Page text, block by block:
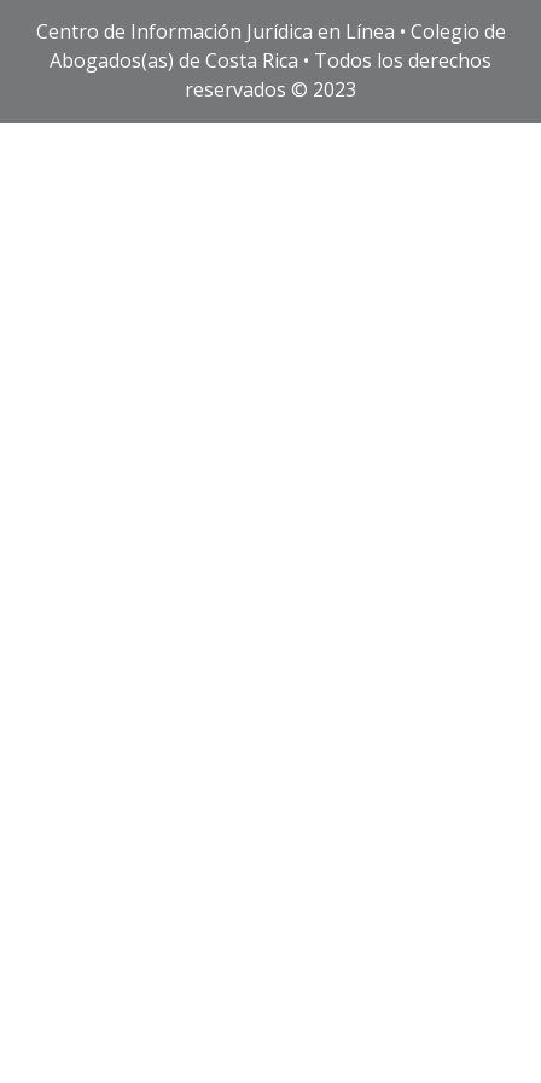
Centro de Información Jurídica en Línea • Colegio de
Abogados(as) de Costa Rica • Todos los derechos
reservados © 2023